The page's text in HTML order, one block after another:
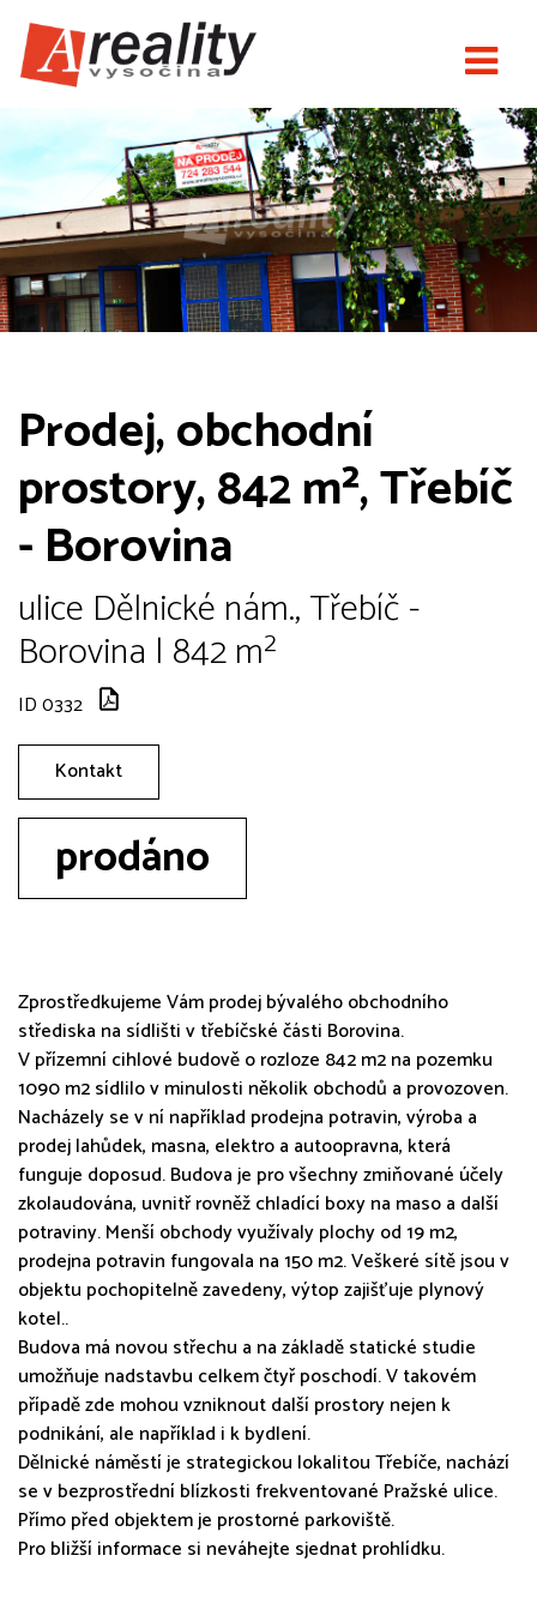
Prodej, obchodní
prostory, 842 m², Třebíč
- Borovina
ulice Dělnické nám., Třebíč -
Borovina | 842 m²
ID 0332
Kontakt
prodáno
Zprostředkujeme Vám prodej bývalého obchodního
střediska na sídlišti v třebíčské části Borovina.
V přízemní cihlové budově o rozloze 842 m2 na pozemku
1090 m2 sídlilo v minulosti několik obchodů a provozoven.
Nacházely se v ní například prodejna potravin, výroba a
prodej lahůdek, masna, elektro a autoopravna, která
funguje doposud. Budova je pro všechny zmiňované účely
zkolaudována, uvnitř rovněž chladící boxy na maso a další
potraviny. Menší obchody využívaly plochy od 19 m2,
prodejna potravin fungovala na 150 m2. Veškeré sítě jsou v
objektu pochopitelně zavedeny, výtop zajišťuje plynový
kotel..
Budova má novou střechu a na základě statické studie
umožňuje nadstavbu celkem čtyř poschodí. V takovém
případě zde mohou vzniknout další prostory nejen k
podnikání, ale například i k bydlení.
Dělnické náměstí je strategickou lokalitou Třebíče, nachází
se v bezprostřední blízkosti frekventované Pražské ulice.
Přímo před objektem je prostorné parkoviště.
Pro bližší informace si neváhejte sjednat prohlídku.